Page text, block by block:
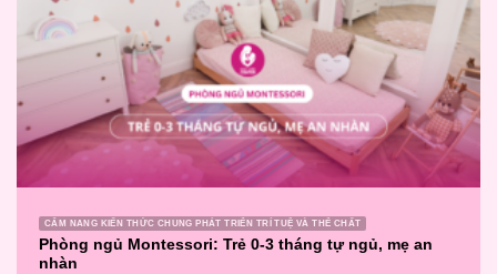
CẨM NANG KIẾN THỨC CHUNG PHÁT TRIỂN TRÍ TUỆ VÀ THỂ CHẤT
Phòng ngủ Montessori: Trẻ 0-3 tháng tự ngủ, mẹ an
nhàn